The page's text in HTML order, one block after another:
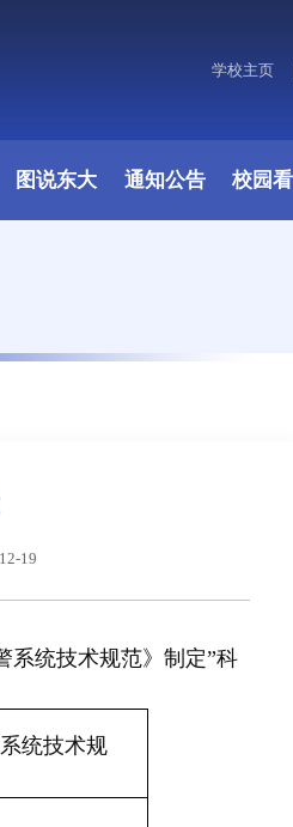
学校主页
图说东大 通知公告 校园
19
系统技术规范》制定”科
统技术规